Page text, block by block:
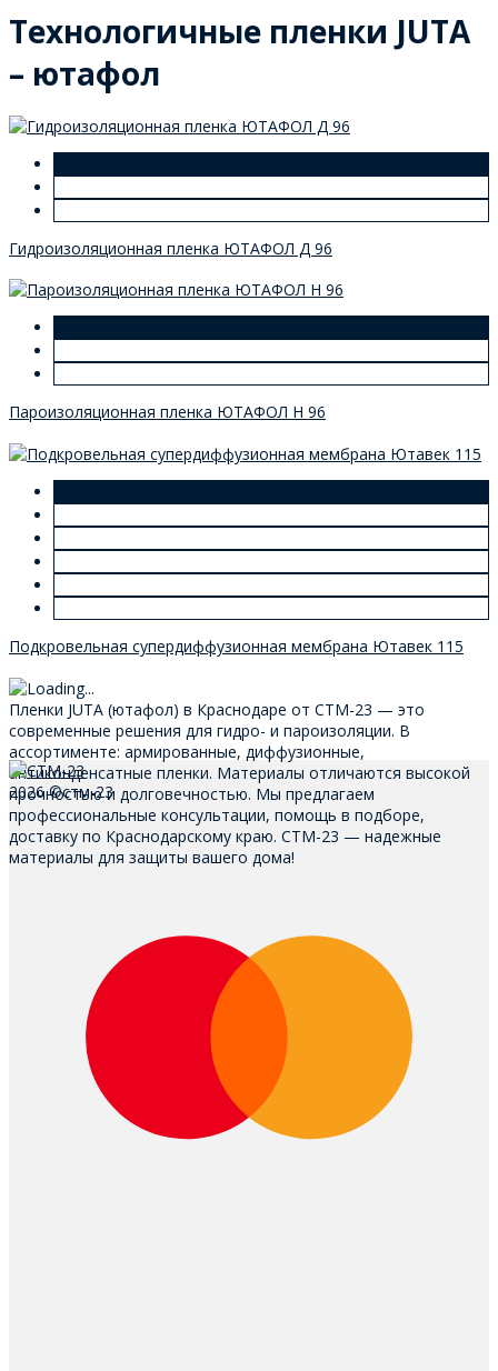
Технологичные пленки JUTA
– ютафол
Гидроизоляционная пленка ЮТАФОЛ Д 96
Пароизоляционная пленка ЮТАФОЛ Н 96
Подкровельная супердиффузионная мембрана Ютавек 115
Пленки JUTA (ютафол) в Краснодаре от СТМ-23 — это
современные решения для гидро- и пароизоляции. В
ассортименте: армированные, диффузионные,
антиконденсатные пленки. Материалы отличаются высокой
прочностью и долговечностью. Мы предлагаем
профессиональные консультации, помощь в подборе,
доставку по Краснодарскому краю. СТМ-23 — надежные
материалы для защиты вашего дома!
2026 ©стм-23